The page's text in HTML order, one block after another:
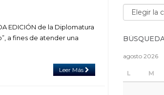
EDICIÓN de la Diplomatura
a fines de atender una
Leer Más
Búsqueda
agosto 2026
L M